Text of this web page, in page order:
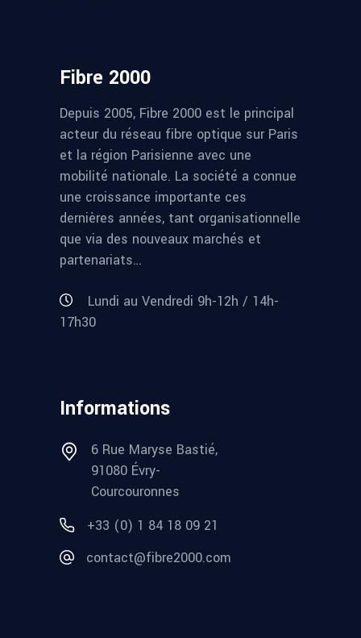
Fibre 2000
Depuis 2005, Fibre 2000 est le principal
acteur du réseau fibre optique sur Paris
et la région Parisienne avec une
mobilité nationale. La société a connue
une croissance importante ces
dernières années, tant organisationnelle
que via des nouveaux marchés et
partenariats…
Lundi au Vendredi 9h-12h / 14h-
17h30
Informations
6 Rue Maryse Bastié,
91080 Évry-
Courcouronnes
+33 (0) 1 84 18 09 21
contact@fibre2000.com